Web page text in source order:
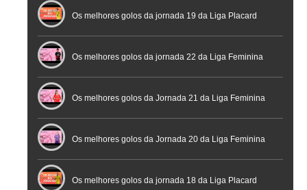
Futsal
Os melhores golos da jornada 19 da Liga Placard
Os melhores golos da jornada 22 da Liga Feminina
Placard
Os melhores golos da Jornada 21 da Liga Feminina
Placard
Os melhores golos da Jornada 20 da Liga Feminina
Placard
Os melhores golos da jornada 18 da Liga Placard